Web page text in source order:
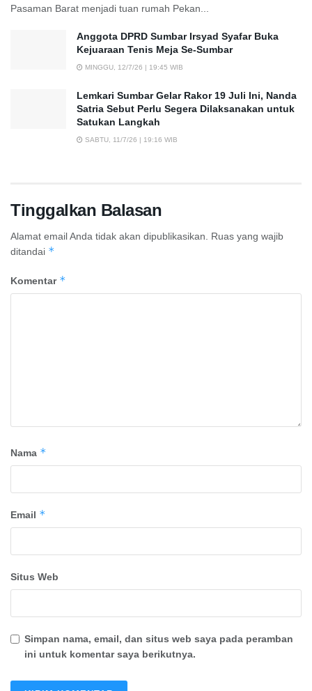
Pasaman Barat menjadi tuan rumah Pekan...
Anggota DPRD Sumbar Irsyad Syafar Buka
Kejuaraan Tenis Meja Se-Sumbar
MINGGU, 12/7/26 | 19:45 WIB
Lemkari Sumbar Gelar Rakor 19 Juli Ini, Nanda
Satria Sebut Perlu Segera Dilaksanakan untuk
Satukan Langkah
SABTU, 11/7/26 | 19:16 WIB
Tinggalkan Balasan
Alamat email Anda tidak akan dipublikasikan.
Ruas yang wajib
ditandai *
Komentar *
Nama *
Email *
Situs Web
Simpan nama, email, dan situs web saya pada peramban
ini untuk komentar saya berikutnya.